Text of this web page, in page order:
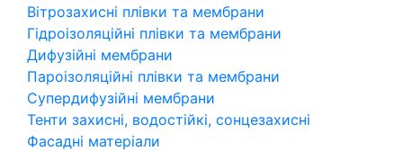
Вітрозахисні плівки та мембрани
Гідроізоляційні плівки та мембрани
Дифузійні мембрани
Пароізоляційні плівки та мембрани
Супердифузійні мембрани
Тенти захисні, водостійкі, сонцезахисні
Фасадні матеріали